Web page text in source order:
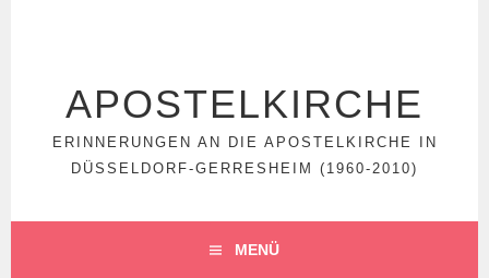
APOSTELKIRCHE
ERINNERUNGEN AN DIE APOSTELKIRCHE IN
DÜSSELDORF-GERRESHEIM (1960-2010)
MENÜ